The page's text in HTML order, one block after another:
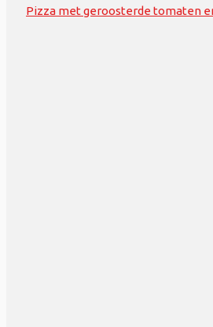
Pizza met geroosterde tomaten